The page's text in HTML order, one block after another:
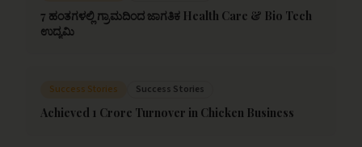
7 ಹಂತಗಳಲ್ಲಿ ಗ್ರಾಮದಿಂದ ಜಾಗತಿಕ Health Care & Bio Tech
ಉದ್ಯಮಿ
Success Stories Success Stories
Achieved 1 Crore Turnover in Chicken Business